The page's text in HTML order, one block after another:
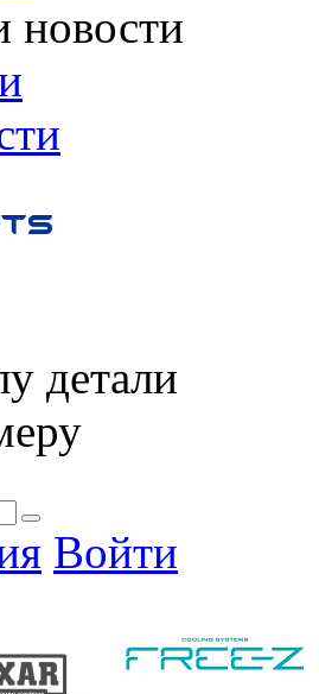
новости
детали
Войти